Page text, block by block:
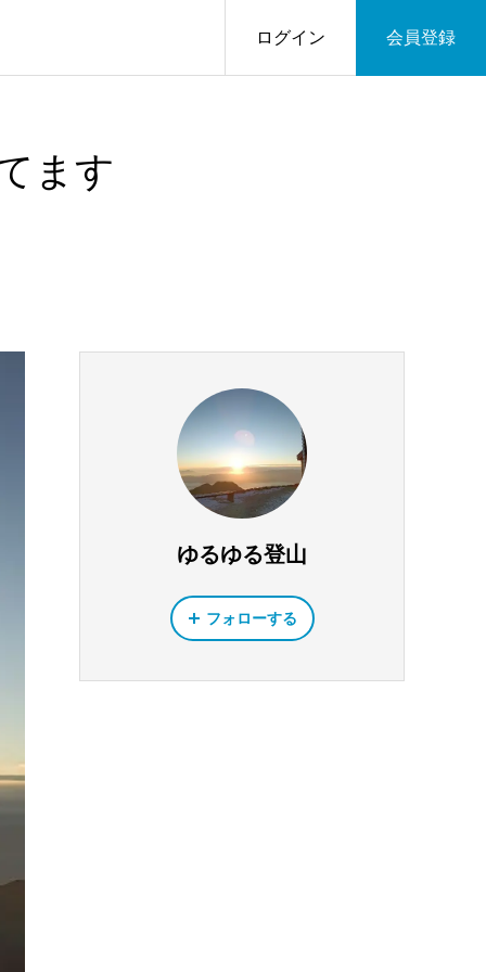
ログイン 会員登録
ます
ゆるゆる登山
フォローする